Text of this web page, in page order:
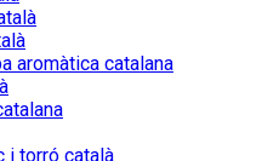
aromàtica catalana
i torró català